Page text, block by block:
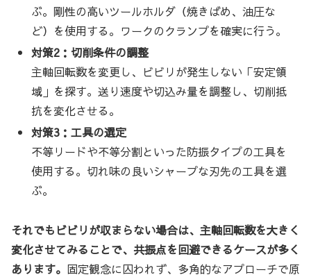
ぶ。剛性の高いツールホルダ（焼きばめ、油圧な
ど）を使用する。ワークのクランプを確実に行う。
対策2：切削条件の調整
主軸回転数を変更し、ビビリが発生しない「安定領
域」を探す。送り速度や切込み量を調整し、切削抵
抗を変化させる。
対策3：工具の選定
不等リードや不等分割といった防振タイプの工具を
使用する。切れ味の良いシャープな刃先の工具を選
ぶ。
それでもビビリが収まらない場合は、主軸回転数を大きく
変化させてみることで、共振点を回避できるケースが多く
あります。 固定観念に囚われず、多角的なアプローチで原